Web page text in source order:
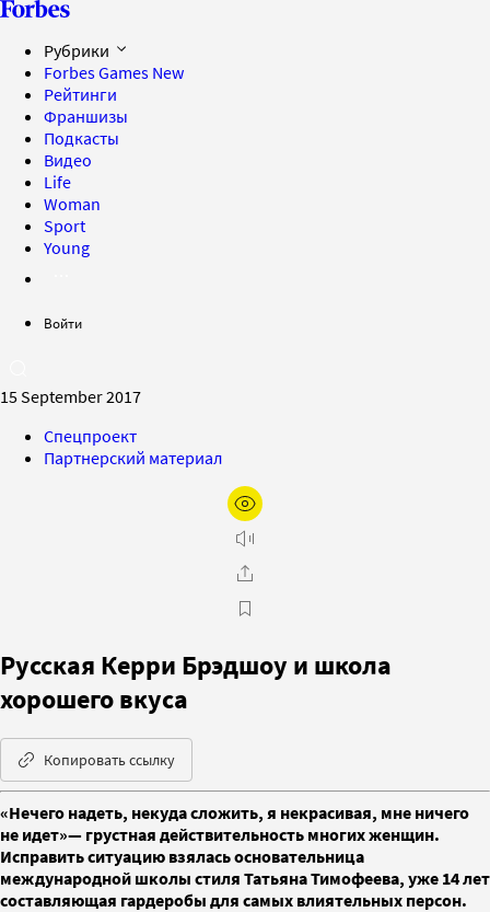
Рубрики
Forbes Games New
Рейтинги
Франшизы
Подкасты
Видео
Life
Woman
Sport
Young
Войти
15 September 2017
Спецпроект
Партнерский материал
Русская Керри Брэдшоу и школа
хорошего вкуса
Копировать ссылку
«Нечего надеть, некуда сложить, я некрасивая, мне ничего
не идет»— грустная действительность многих женщин.
Исправить ситуацию взялась основательница
международной школы стиля Татьяна Тимофеева, уже 14 лет
составляющая гардеробы для самых влиятельных персон.